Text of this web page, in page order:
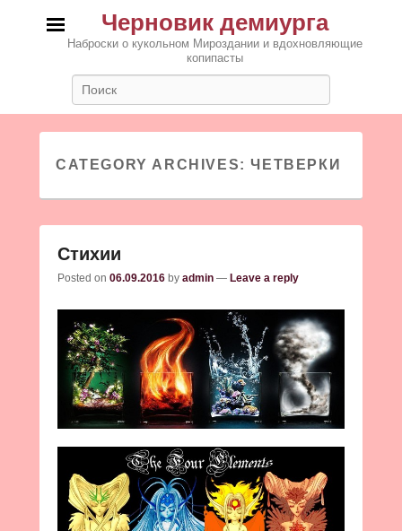
Черновик демиурга
Наброски о кукольном Мироздании и вдохновляющие
копипасты
CATEGORY ARCHIVES: ЧЕТВЕРКИ
Стихии
Posted on 06.09.2016 by admin — Leave a reply